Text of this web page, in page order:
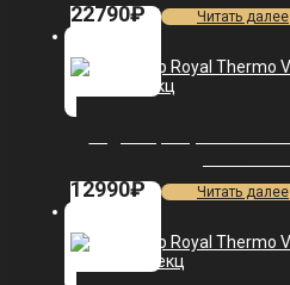
22790₽ Читать далее
12990₽ Читать далее